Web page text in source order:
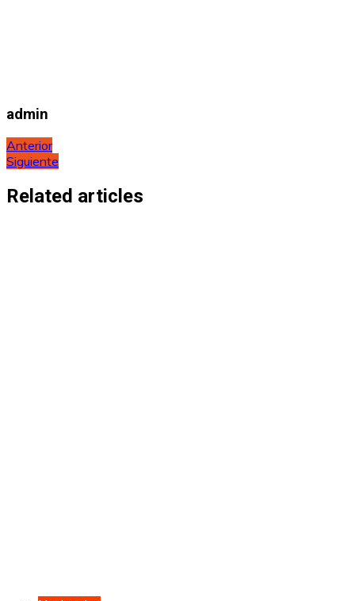
admin
Navegación
de
entradas
Anterior
Siguiente
Related articles